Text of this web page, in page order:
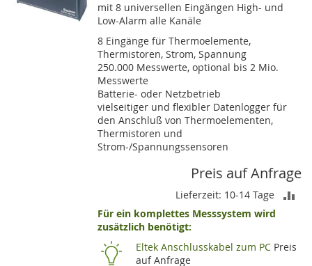
mit 8 universellen Eingängen High- und
Low-Alarm alle Kanäle
8 Eingänge für Thermoelemente,
Thermistoren, Strom, Spannung
250.000 Messwerte, optional bis 2 Mio.
Messwerte
Batterie- oder Netzbetrieb
vielseitiger und flexibler Datenlogger für
den Anschluß von Thermoelementen,
Thermistoren und
Strom-/Spannungssensoren
Preis auf Anfrage
Lieferzeit: 10-14 Tage
Für ein komplettes Messsystem wird
zusätzlich benötigt:
Eltek Anschlusskabel zum PC Preis
auf Anfrage